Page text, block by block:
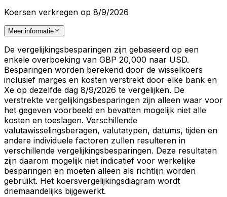
Koersen verkregen op 8/9/2026
Meer informatie
De vergelijkingsbesparingen zijn gebaseerd op een
enkele overboeking van GBP 20,000 naar USD.
Besparingen worden berekend door de wisselkoers
inclusief marges en kosten verstrekt door elke bank en
Xe op dezelfde dag 8/9/2026 te vergelijken. De
verstrekte vergelijkingsbesparingen zijn alleen waar voor
het gegeven voorbeeld en bevatten mogelijk niet alle
kosten en toeslagen. Verschillende
valutawisselingsberagen, valutatypen, datums, tijden en
andere individuele factoren zullen resulteren in
verschillende vergelijkingsbesparingen. Deze resultaten
zijn daarom mogelijk niet indicatief voor werkelijke
besparingen en moeten alleen als richtlijn worden
gebruikt. Het koersvergelijkingsdiagram wordt
driemaandelijks bijgewerkt.